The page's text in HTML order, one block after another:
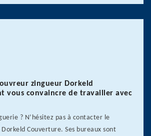
zingueur Dorkeld
vous convaincre de travailler avec
? N’hésitez pas à contacter le
Couverture. Ses bureaux sont